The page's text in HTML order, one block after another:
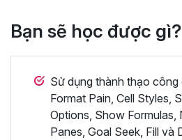
Bạn sẽ học được gì?
Sử dụng thành thạo
Format Pain, Cell Styles,
Options, Show Formulas,
Panes, Goal Seek, Fill và